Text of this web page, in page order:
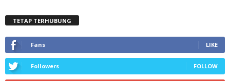
TETAP TERHUBUNG
Fans LIKE
Followers FOLLOW